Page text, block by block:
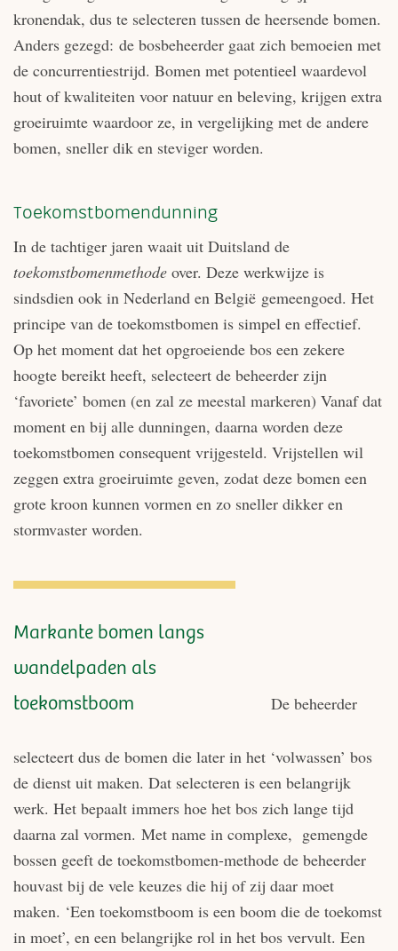
kronendak, dus te selecteren tussen de heersende bomen.
Anders gezegd: de bosbeheerder gaat zich bemoeien met
de concurrentiestrijd. Bomen met potentieel waardevol
hout of kwaliteiten voor natuur en beleving, krijgen extra
groeiruimte waardoor ze, in vergelijking met de andere
bomen, sneller dik en steviger worden.
Toekomstbomendunning
In de tachtiger jaren waait uit Duitsland de
toekomstbomenmethode over. Deze werkwijze is
sindsdien ook in Nederland en België gemeengoed. Het
principe van de toekomstbomen is simpel en effectief.
Op het moment dat het opgroeiende bos een zekere
hoogte bereikt heeft, selecteert de beheerder zijn
‘favoriete’ bomen (en zal ze meestal markeren) Vanaf dat
moment en bij alle dunningen, daarna worden deze
toekomstbomen consequent vrijgesteld. Vrijstellen wil
zeggen extra groeiruimte geven, zodat deze bomen een
grote kroon kunnen vormen en zo sneller dikker en
stormvaster worden.
Markante bomen langs
wandelpaden als
toekomstboom
De beheerder
selecteert dus de bomen die later in het ‘volwassen’ bos
de dienst uit maken. Dat selecteren is een belangrijk
werk. Het bepaalt immers hoe het bos zich lange tijd
daarna zal vormen. Met name in complexe, gemengde
bossen geeft de toekomstbomen-methode de beheerder
houvast bij de vele keuzes die hij of zij daar moet
maken. ‘Een toekomstboom is een boom die de toekomst
in moet’, en een belangrijke rol in het bos vervult. Een